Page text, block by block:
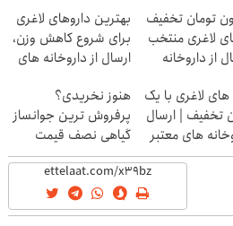
تومان تخفیف
لاغری منتخب
از داروخانه
بهترین داروهای لاغری
برای شروع کاهش وزن،
ارسال از داروخانه های
های لاغری با یک
تخفیف | ارسال
های معتبر
هنوز نخریدی؟
پرفروش ترین جوانساز
گیاهی نصف قیمت